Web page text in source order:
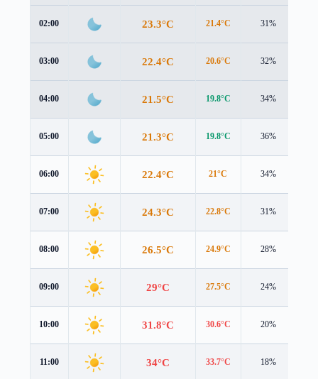
02:00 23.3°C 21.4°C 31%
03:00 22.4°C 20.6°C 32%
04:00 21.5°C 19.8°C 34%
05:00 21.3°C 19.8°C 36%
06:00 22.4°C 21°C 34%
07:00 24.3°C 22.8°C 31%
08:00 26.5°C 24.9°C 28%
09:00 29°C 27.5°C 24%
10:00 31.8°C 30.6°C 20%
11:00 34°C 33.7°C 18%